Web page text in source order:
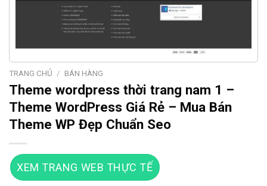
TRANG CHỦ / BÁN HÀNG
Theme wordpress thời trang nam 1 –
Theme WordPress Giá Rẻ – Mua Bán
Theme WP Đẹp Chuẩn Seo
XEM TRANG WEB THỰC TẾ